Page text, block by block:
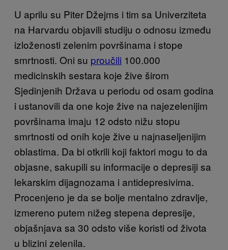
U aprilu su Piter Džejms i tim sa Univerziteta
na Harvardu objavili studiju o odnosu između
izloženosti zelenim površinama i stope
smrtnosti. Oni su proučili 100.000
medicinskih sestara koje žive širom
Sjedinjenih Država u periodu od osam godina
i ustanovili da one koje žive na najezelenijim
površinama imaju 12 odsto nižu stopu
smrtnosti od onih koje žive u najnaseljenijim
oblastima. Da bi otkrili koji faktori mogu to da
objasne, sakupili su informacije o depresiji sa
lekarskim dijagnozama i antidepresivima.
Procenjeno je da se bolje mentalno zdravlje,
izmereno putem nižeg stepena depresije,
objašnjava sa 30 odsto više koristi od života
u blizini zelenila.